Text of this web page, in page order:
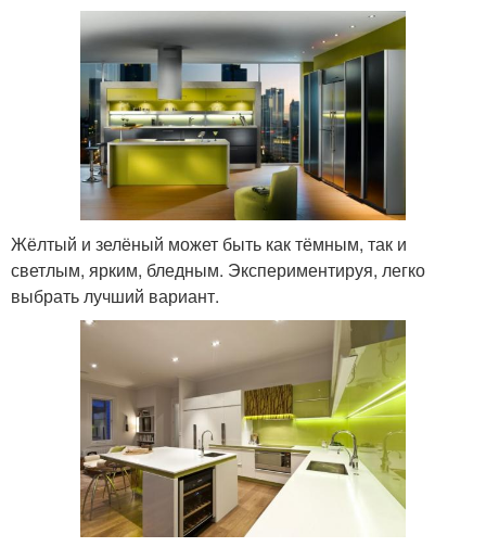
Жёлтый и зелёный может быть как тёмным, так и
светлым, ярким, бледным. Экспериментируя, легко
выбрать лучший вариант.